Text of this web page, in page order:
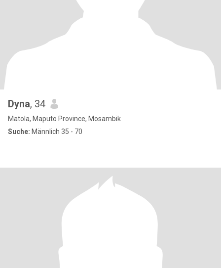
Dyna, 34
Matola, Maputo Province, Mosambik
Suche: Männlich 35 - 70